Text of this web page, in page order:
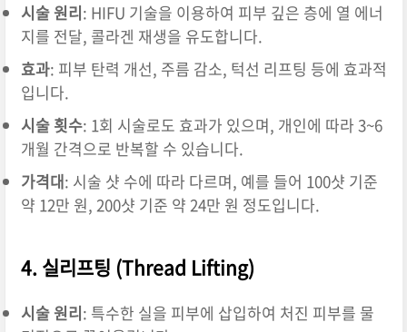
시술 원리: HIFU 기술을 이용하여 피부 깊은 층에 열 에너
지를 전달, 콜라겐 재생을 유도합니다.
효과: 피부 탄력 개선, 주름 감소, 턱선 리프팅 등에 효과적
입니다.
시술 횟수: 1회 시술로도 효과가 있으며, 개인에 따라 3~6
개월 간격으로 반복할 수 있습니다.
가격대: 시술 샷 수에 따라 다르며, 예를 들어 100샷 기준
약 12만 원, 200샷 기준 약 24만 원 정도입니다.
4.실리프팅 (Thread Lifting)
시술 원리: 특수한 실을 피부에 삽입하여 처진 피부를 물